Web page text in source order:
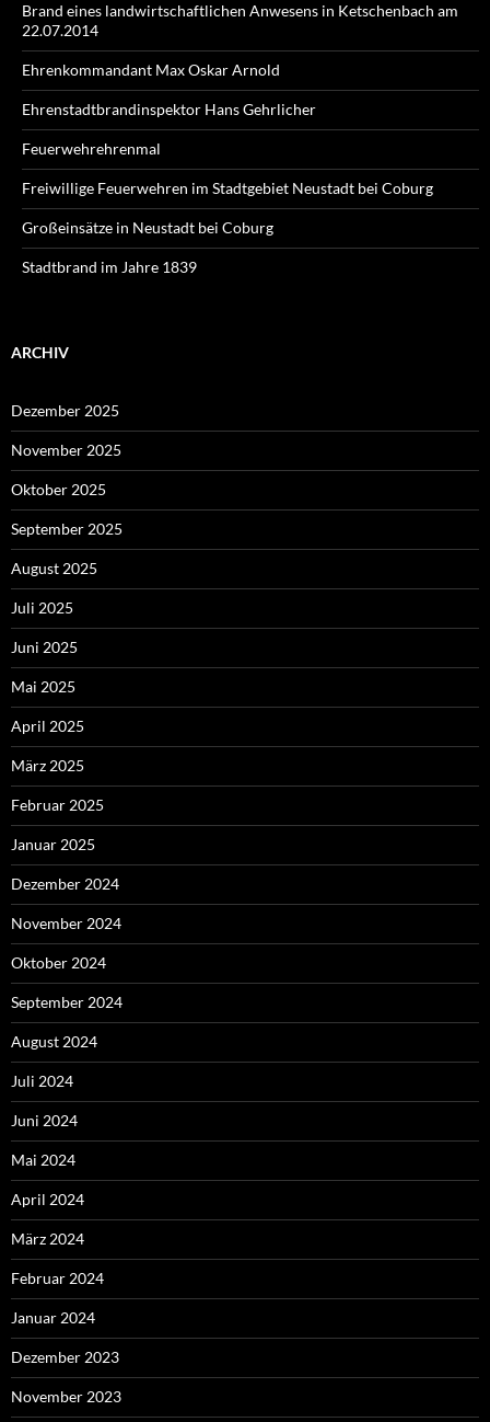
Brand eines landwirtschaftlichen Anwesens in Ketschenbach am
22.07.2014
Ehrenkommandant Max Oskar Arnold
Ehrenstadtbrandinspektor Hans Gehrlicher
Feuerwehrehrenmal
Freiwillige Feuerwehren im Stadtgebiet Neustadt bei Coburg
Großeinsätze in Neustadt bei Coburg
Stadtbrand im Jahre 1839
ARCHIV
Dezember 2025
November 2025
Oktober 2025
September 2025
August 2025
Juli 2025
Juni 2025
Mai 2025
April 2025
März 2025
Februar 2025
Januar 2025
Dezember 2024
November 2024
Oktober 2024
September 2024
August 2024
Juli 2024
Juni 2024
Mai 2024
April 2024
März 2024
Februar 2024
Januar 2024
Dezember 2023
November 2023